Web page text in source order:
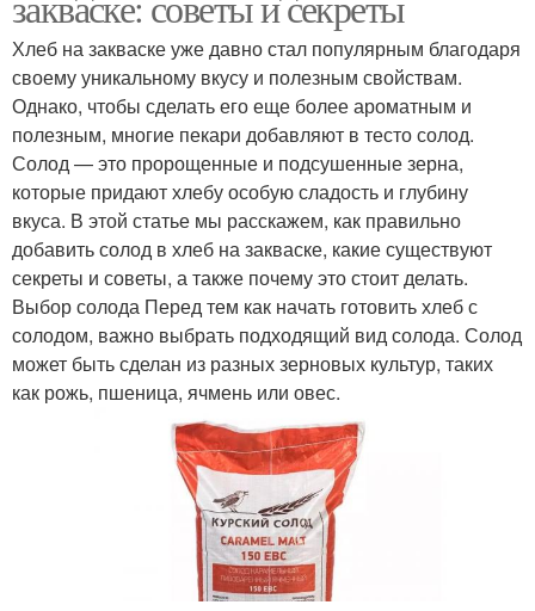
Хлеб на закваске уже давно стал популярным благодаря
своему уникальному вкусу и полезным свойствам.
Однако, чтобы сделать его еще более ароматным и
полезным, многие пекари добавляют в тесто солод.
Солод — это пророщенные и подсушенные зерна,
которые придают хлебу особую сладость и глубину
вкуса. В этой статье мы расскажем, как правильно
добавить солод в хлеб на закваске, какие существуют
секреты и советы, а также почему это стоит делать.
Выбор солода Перед тем как начать готовить хлеб с
солодом, важно выбрать подходящий вид солода. Солод
может быть сделан из разных зерновых культур, таких
как рожь, пшеница, ячмень или овес.